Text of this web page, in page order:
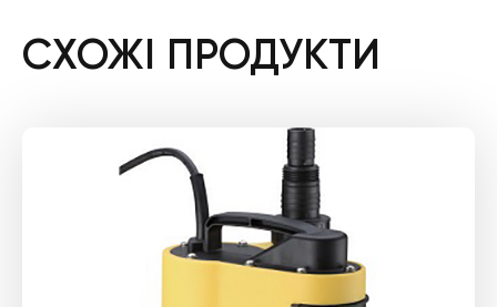
СХОЖІ ПРОДУКТИ